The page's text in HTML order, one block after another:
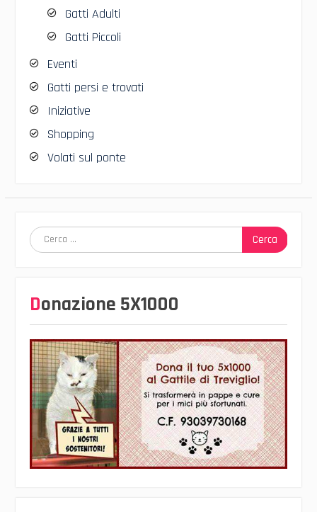
Gatti Adulti
Gatti Piccoli
Eventi
Gatti persi e trovati
Iniziative
Shopping
Volati sul ponte
Ricerca
per:
Donazione 5X1000